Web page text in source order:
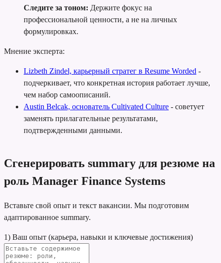
Следите за тоном: Держите фокус на
профессиональной ценности, а не на личных
формулировках.
Мнение эксперта:
Lizbeth Zindel, карьерный стратег в Resume Worded -
подчеркивает, что конкретная история работает лучше,
чем набор самоописаний.
Austin Belcak, основатель Cultivated Culture - советует
заменять прилагательные результатами,
подтвержденными данными.
Сгенерировать summary для резюме на
роль Manager Finance Systems
Вставьте свой опыт и текст вакансии. Мы подготовим
адаптированное summary.
1) Ваш опыт (карьера, навыки и ключевые достижения)